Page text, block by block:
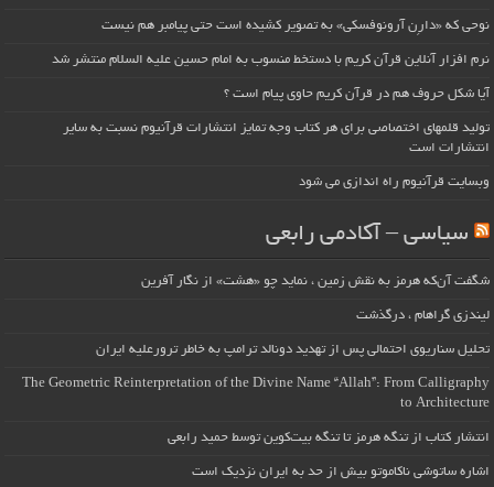
نوحی که «دارِن آرونوفسکی» به تصویر کشیده است حتی پیامبر هم نیست
نرم افزار آنلاین قرآن کریم با دستخط منسوب به امام حسین علیه السلام منتشر شد
آیا شکل حروف هم در قرآن کریم حاوی پیام است ؟
تولید قلمهای اختصاصی برای هر کتاب وجه تمایز انتشارات قرآنیوم نسبت به سایر
انتشارات است
وبسایت قرآنیوم راه اندازی می شود
سیاسی – آکادمی رابعی
شگفت آن‌که هرمز به نقش زمین ، نماید چو «هشت» از نگار آفرین
لیندزی گراهام ، درگذشت
تحلیل سناریوی احتمالی پس از تهدید دونالد ترامپ به خاطر ترورعلیه ایران
The Geometric Reinterpretation of the Divine Name “Allah”: From Calligraphy
to Architecture
انتشار کتاب از تنگه هرمز تا تنگه بیت‌کوین توسط حمید رابعی
اشاره ساتوشی ناکاموتو بیش از حد به ایران نزدیک است